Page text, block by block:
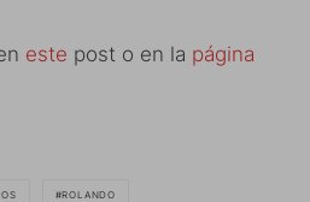
este post o en la página
ROLANDO